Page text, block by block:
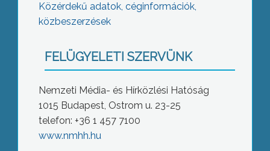
Közérdekű adatok, céginformációk,
közbeszerzések
FELÜGYELETI SZERVÜNK
Nemzeti Média- és Hírközlési Hatóság
1015 Budapest, Ostrom u. 23-25
telefon: +36 1 457 7100
www.nmhh.hu